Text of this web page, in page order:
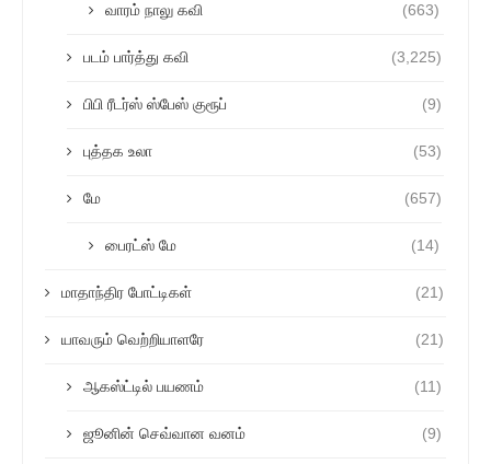
வாரம் நாலு கவி (663)
படம் பார்த்து கவி (3,225)
பிபி ரீடர்ஸ் ஸ்பேஸ் குரூப் (9)
புத்தக உலா (53)
மே (657)
பைரட்ஸ் மே (14)
மாதாந்திர போட்டிகள் (21)
யாவரும் வெற்றியாளரே (21)
ஆகஸ்ட்டில் பயணம் (11)
ஜூனின் செவ்வான வனம் (9)